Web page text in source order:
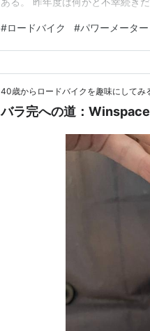
連れの姿も多く結構な賑わいで
たのだが想像以上の激坂にビッ
#ロードバイク #パワーメータ
40歳からロードバイクを趣味にしてみ
バラ完への道：